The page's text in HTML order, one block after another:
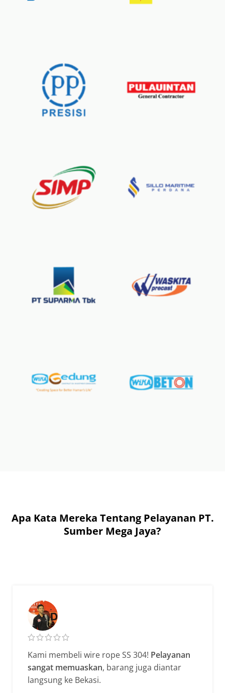
Apa Kata Mereka Tentang Pelayanan PT.
Sumber Mega Jaya?
Kami membeli wire rope SS 304! Pelayanan
sangat memuaskan, barang juga diantar
langsung ke Bekasi.